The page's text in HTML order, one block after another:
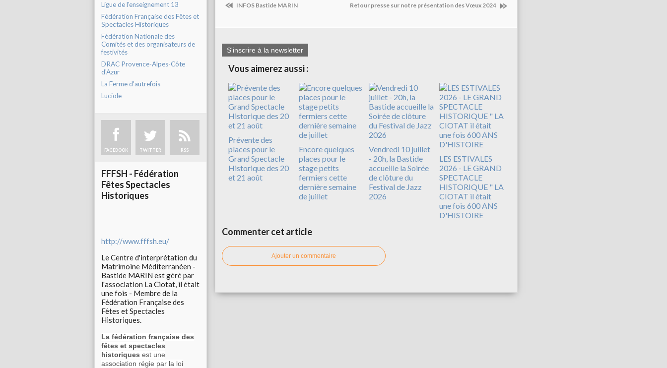
Ligue de l'enseignement 13
Fédération Française des Fêtes et
Spectacles Historiques
Fédération Nationale des
Comités et des organisateurs de
festivités
DRAC Provence-Alpes-Côte
d'Azur
La Ferme d'autrefois
Luciole
FACEBOOK TWITTER RSS
FFFSH - Fédération
Fêtes Spectacles
Historiques
http://www.fffsh.eu/
Le Centre d'interprétation du
Matrimoine Méditerranéen -
Bastide MARIN est géré par
l'association La Ciotat, il était
une fois - Membre de la
Fédération Française des
Fêtes et Spectacles
Historiques.
La fédération française des
fêtes et spectacles
historiques est une
association régie par la loi
INFOS Bastide MARIN Retour presse sur notre présentation des Vœux 2024
S'inscrire à la newsletter
Vous aimerez aussi :
Prévente des
places pour le
Grand Spectacle
Historique des 20
et 21 août
Encore quelques
places pour le
stage petits
fermiers cette
dernière semaine
de juillet
Vendredi 10 juillet
- 20h, la Bastide
accueille la Soirée
de clôture du
Festival de Jazz
2026
LES ESTIVALES
2026 - LE GRAND
SPECTACLE
HISTORIQUE " LA
CIOTAT il était
une fois 600 ANS
D'HISTOIRE
Commenter cet article
Ajouter un commentaire